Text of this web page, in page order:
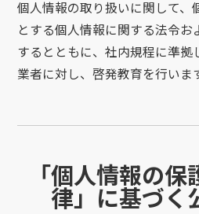
個人情報の取り扱いに関して、
とする個人情報に関する法令お
するとともに、社内規程に準拠
業者に対し、啓発教育を行いま
「個人情報の
律」に基づく